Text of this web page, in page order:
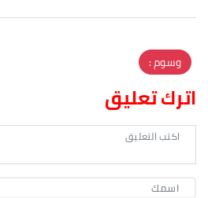
وسوم :
اترك تعليق